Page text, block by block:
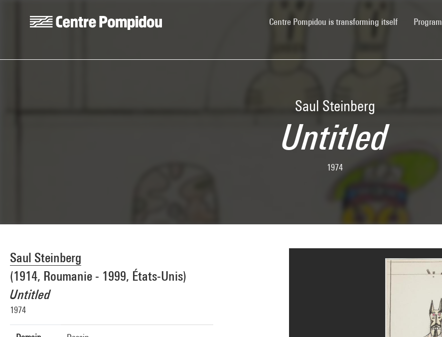
Centre Pompidou is transforming itself(current)Program
Saul Steinberg
Untitled
1974
Saul Steinberg
(1914, Roumanie - 1999, États-Unis)
Untitled
1974